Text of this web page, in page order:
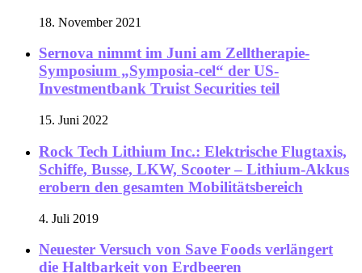
18. November 2021
Sernova nimmt im Juni am Zelltherapie-
Symposium „Symposia-cel“ der US-
Investmentbank Truist Securities teil
15. Juni 2022
Rock Tech Lithium Inc.: Elektrische Flugtaxis,
Schiffe, Busse, LKW, Scooter – Lithium-Akkus
erobern den gesamten Mobilitätsbereich
4. Juli 2019
Neuester Versuch von Save Foods verlängert
die Haltbarkeit von Erdbeeren